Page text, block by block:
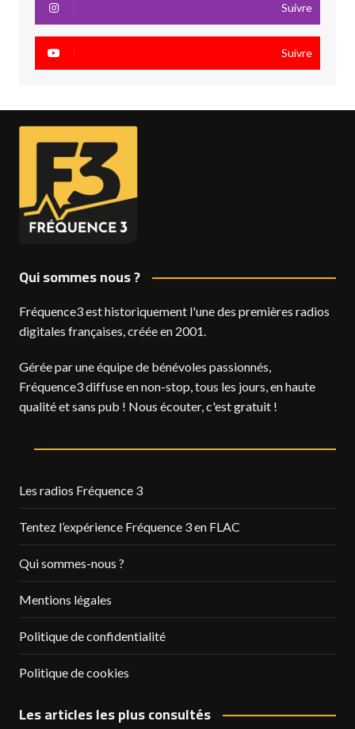
Suivre
Suivre
Qui sommes nous ?
Fréquence3 est historiquement l'une des premières radios
digitales françaises, créée en 2001.
Gérée par une équipe de bénévoles passionnés,
Fréquence3 diffuse en non-stop, tous les jours, en haute
qualité et sans pub ! Nous écouter, c'est gratuit !
Les radios Fréquence 3
Tentez l’expérience Fréquence 3 en FLAC
Qui sommes-nous ?
Mentions légales
Politique de confidentialité
Politique de cookies
Les articles les plus consultés